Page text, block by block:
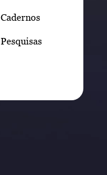
Cadernos
Pesquisas